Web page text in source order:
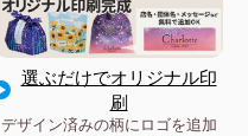
選ぶだけでオリジナル印
刷
デザイン済みの柄にロゴを追加